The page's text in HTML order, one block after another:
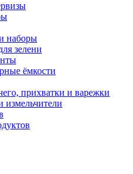
наборы
зелени
ёмкости
прихватки и варежки
измельчители